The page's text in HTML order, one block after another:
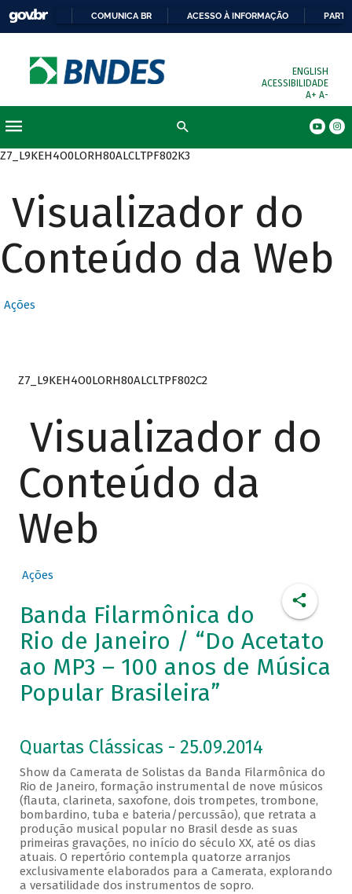
COMUNICA BR ACESSO À INFORMAÇÃO
ENGLISH
ACESSIBILIDADE
A+ A-
Z7_L9KEH4O0LORH80ALCLTPF802K3
Visualizador do
Conteúdo da Web
Ações
Z7_L9KEH4O0LORH80ALCLTPF802C2
Visualizador do
Conteúdo da
Web
Ações
Banda Filarmônica do
Rio de Janeiro / “Do Acetato
ao MP3 – 100 anos de Música
Popular Brasileira”
Quartas Clássicas - 25.09.2014
Show da Camerata de Solistas da Banda Filarmônica do
Rio de Janeiro, formação instrumental de nove músicos
(flauta, clarineta, saxofone, dois trompetes, trombone,
bombardino, tuba e bateria/percussão), que retrata a
produção musical popular no Brasil desde as suas
primeiras gravações, no início do século XX, até os dias
atuais. O repertório contempla quatorze arranjos
exclusivamente elaborados para a Camerata, explorando
a versatilidade dos instrumentos de sopro.